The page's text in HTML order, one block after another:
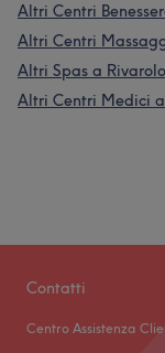
Altri Centri
Altri Centri
Altri Spas a
Altri Centri Medici
Contatti
Centro Assistenza